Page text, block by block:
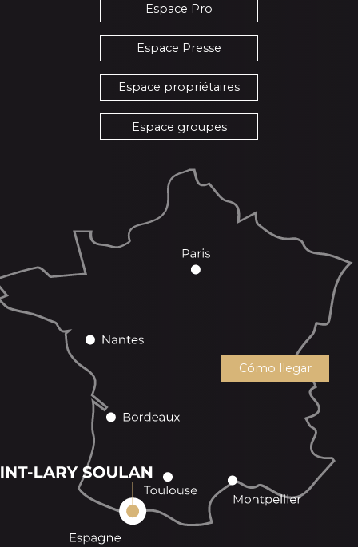
Espace Pro
Espace Presse
Espace propriétaires
Espace groupes
Cómo llegar